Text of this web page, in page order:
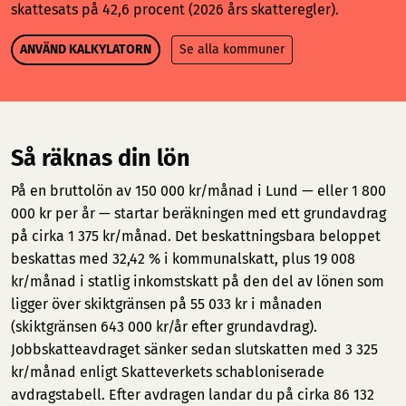
skattesats på 42,6 procent (2026 års skatteregler).
ANVÄND KALKYLATORN Se alla kommuner
Så räknas din lön
På en bruttolön av 150 000 kr/månad i Lund — eller 1 800
000 kr per år — startar beräkningen med ett grundavdrag
på cirka 1 375 kr/månad. Det beskattningsbara beloppet
beskattas med 32,42 % i kommunalskatt, plus 19 008
kr/månad i statlig inkomstskatt på den del av lönen som
ligger över skiktgränsen på 55 033 kr i månaden
(skiktgränsen 643 000 kr/år efter grundavdrag).
Jobbskatteavdraget sänker sedan slutskatten med 3 325
kr/månad enligt Skatteverkets schabloniserade
avdragstabell. Efter avdragen landar du på cirka 86 132